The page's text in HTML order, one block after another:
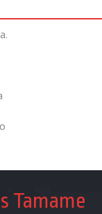
Tamame